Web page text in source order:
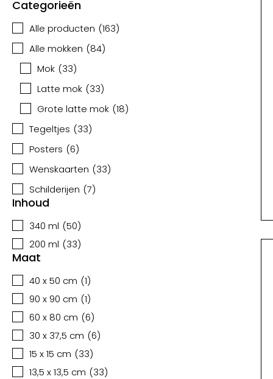
Categorieën
Alle producten (163)
Alle mokken (84)
Mok (33)
Latte mok (33)
Grote latte mok (18)
Tegeltjes (33)
Posters (6)
Wenskaarten (33)
Schilderijen (7)
Inhoud
340 ml (50)
200 ml (33)
Maat
40 x 50 cm (1)
90 x 90 cm (1)
60 x 80 cm (6)
30 x 37,5 cm (6)
15 x 15 cm (33)
13,5 x 13,5 cm (33)